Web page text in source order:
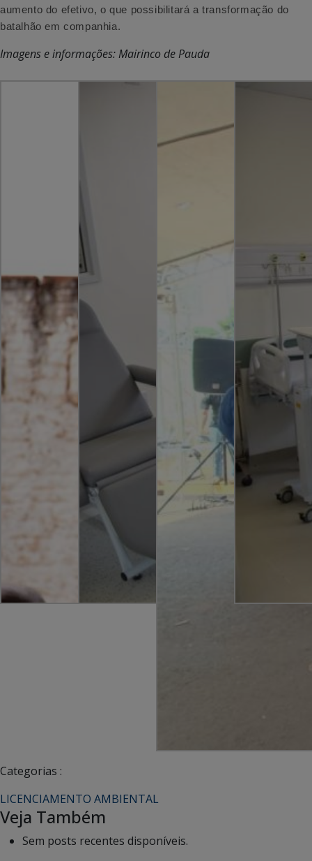
aumento do efetivo, o que possibilitará a transformação do
batalhão em companhia.
Imagens e informações: Mairinco de Pauda
Categorias :
LICENCIAMENTO AMBIENTAL
Veja Também
Sem posts recentes disponíveis.